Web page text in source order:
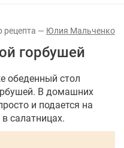
Юлия Мальченко
горбушей
обеденный стол
В домашних
и подается на
салатницах.